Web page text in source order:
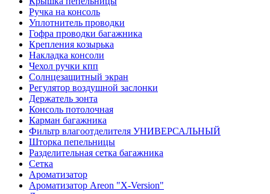
Ручка на консоль
Уплотнитель проводки
Гофра проводки багажника
Крепления козырька
Накладка консоли
Чехол ручки кпп
Солнцезащитный экран
Регулятор воздушной заслонки
Держатель зонта
Консоль потолочная
Карман багажника
Фильтр влагоотделителя УНИВЕРСАЛЬНЫЙ
Шторка пепельницы
Разделительная сетка багажника
Сетка
Ароматизатор
Ароматизатор Areon "X-Version"